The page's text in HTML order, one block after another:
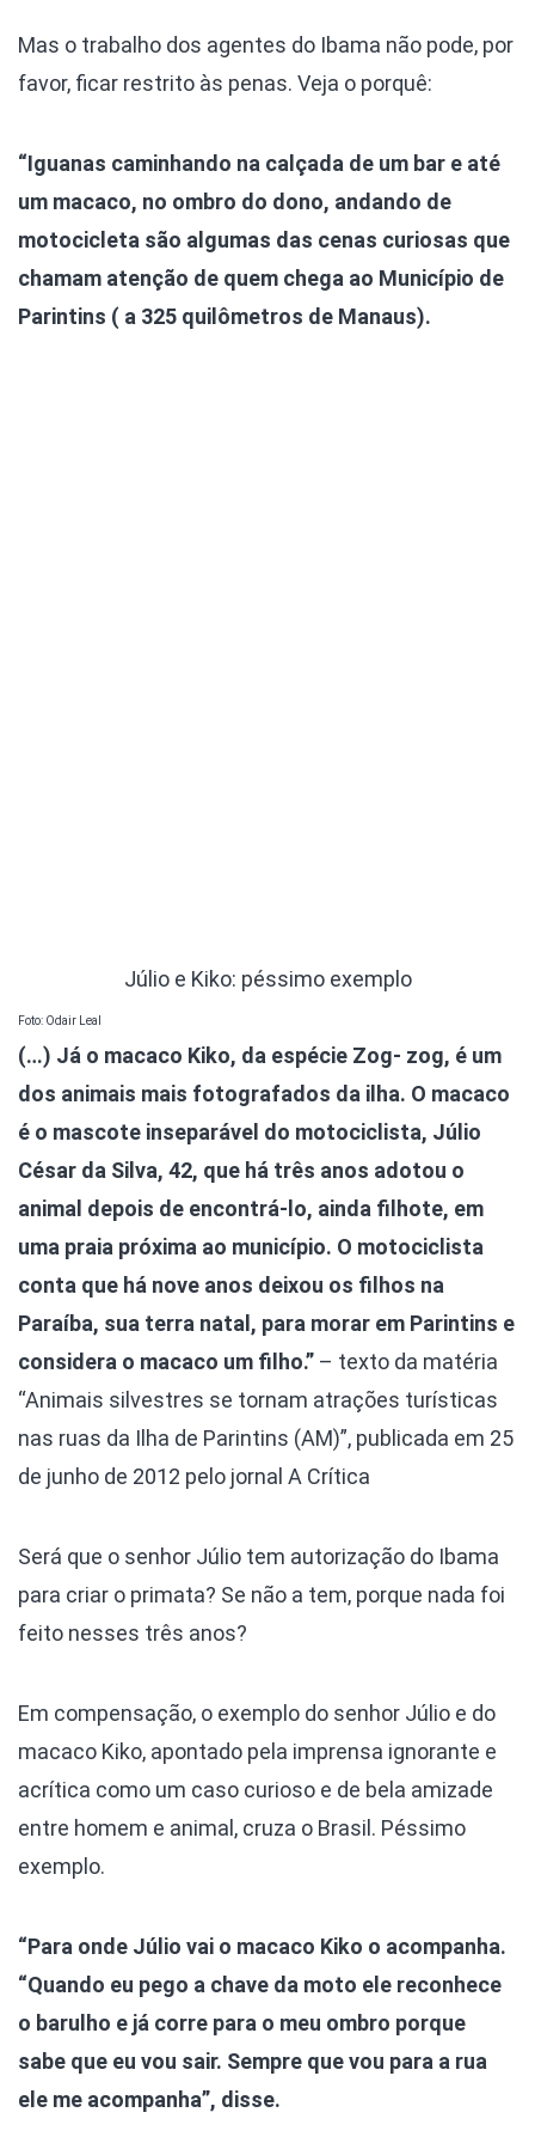
Mas o trabalho dos agentes do Ibama não pode, por
favor, ficar restrito às penas. Veja o porquê:
“Iguanas caminhando na calçada de um bar e até
um macaco, no ombro do dono, andando de
motocicleta são algumas das cenas curiosas que
chamam atenção de quem chega ao Município de
Parintins ( a 325 quilômetros de Manaus).
Júlio e Kiko: péssimo exemplo
Foto: Odair Leal
(…) Já o macaco Kiko, da espécie Zog- zog, é um
dos animais mais fotografados da ilha. O macaco
é o mascote inseparável do motociclista, Júlio
César da Silva, 42, que há três anos adotou o
animal depois de encontrá-lo, ainda filhote, em
uma praia próxima ao município. O motociclista
conta que há nove anos deixou os filhos na
Paraíba, sua terra natal, para morar em Parintins e
considera o macaco um filho.” – texto da matéria
“Animais silvestres se tornam atrações turísticas
nas ruas da Ilha de Parintins (AM)”, publicada em 25
de junho de 2012 pelo jornal A Crítica
Será que o senhor Júlio tem autorização do Ibama
para criar o primata? Se não a tem, porque nada foi
feito nesses três anos?
Em compensação, o exemplo do senhor Júlio e do
macaco Kiko, apontado pela imprensa ignorante e
acrítica como um caso curioso e de bela amizade
entre homem e animal, cruza o Brasil. Péssimo
exemplo.
“Para onde Júlio vai o macaco Kiko o acompanha.
“Quando eu pego a chave da moto ele reconhece
o barulho e já corre para o meu ombro porque
sabe que eu vou sair. Sempre que vou para a rua
ele me acompanha”, disse.